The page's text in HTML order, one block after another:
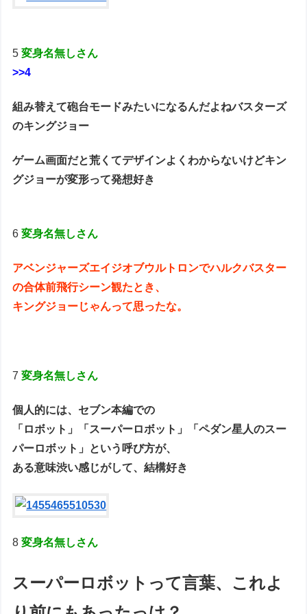
5 変身名無しさん
>>4
組み替えて砲台モードみたいになるんだよねバスターズ
のキングジョー
ゲーム画面だと荒くてデザインよくわからないけどキン
グジョーが変形って発想好き
6 変身名無しさん
アベンジャーズエイジオブウルトロンでハルクバスター
の合体前飛行シーン観たとき、
キングジョーじゃんって思ったな。
7 変身名無しさん
個人的には、セブン本編での
「ロボット」「スーパーロボット」「ペダン星人のスー
パーロボット」という呼び方が、
ある意味渋い感じがして、結構好き
8 変身名無しさん
スーパーロボットって言葉、これよ